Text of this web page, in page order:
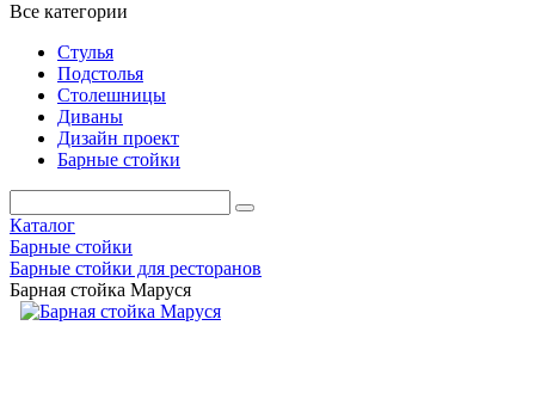
Все категории
Стулья
Подстолья
Столешницы
Диваны
Дизайн проект
Барные стойки
Каталог
Барные стойки
Барные стойки для ресторанов
Барная стойка Маруся